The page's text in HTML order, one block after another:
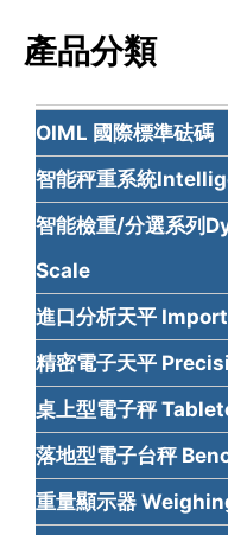
產品分類
OIML 國際標準砝碼
智能秤重系統
智能檢重/分選系列
Scale
進口分析天平
精密電子天平
桌上型電子秤
落地型電子台秤
重量顯示器